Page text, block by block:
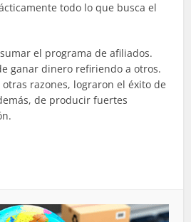
todo lo que busca el
el programa de afiliados.
ganar dinero refiriendo a otros.
razones, lograron el éxito de
de producir fuertes